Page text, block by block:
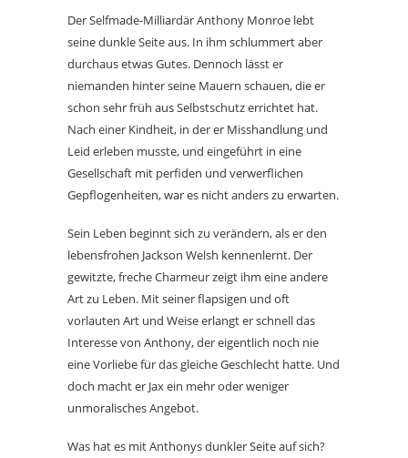
Der Selfmade-Milliardär Anthony Monroe lebt
seine dunkle Seite aus. In ihm schlummert aber
durchaus etwas Gutes. Dennoch lässt er
niemanden hinter seine Mauern schauen, die er
schon sehr früh aus Selbstschutz errichtet hat.
Nach einer Kindheit, in der er Misshandlung und
Leid erleben musste, und eingeführt in eine
Gesellschaft mit perfiden und verwerflichen
Gepflogenheiten, war es nicht anders zu erwarten.
Sein Leben beginnt sich zu verändern, als er den
lebensfrohen Jackson Welsh kennenlernt. Der
gewitzte, freche Charmeur zeigt ihm eine andere
Art zu Leben. Mit seiner flapsigen und oft
vorlauten Art und Weise erlangt er schnell das
Interesse von Anthony, der eigentlich noch nie
eine Vorliebe für das gleiche Geschlecht hatte. Und
doch macht er Jax ein mehr oder weniger
unmoralisches Angebot.
Was hat es mit Anthonys dunkler Seite auf sich?